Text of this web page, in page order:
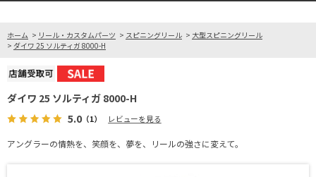
ホーム > リール・カスタムパーツ > スピニングリール > 大型スピニングリール
> ダイワ 25 ソルティガ 8000-H
ダイワ 25 ソルティガ 8000-H
5.0（1） レビューを見る
アングラーの情熱を、笑顔を、夢を、リールの強さに変えて。